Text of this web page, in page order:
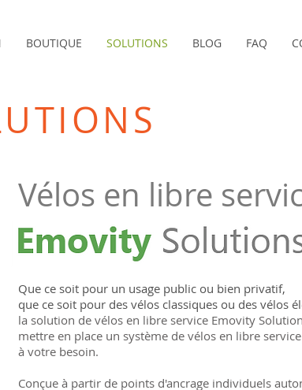
BOUTIQUE SOLUTIONS BLOG FAQ
Vélos en libre
Que ce soit pour un usage public ou bien privatif,
que ce soit pour des vélos classiques ou des vélos
la solution de vélos en libre service Emovity
mettre en place un système de vélos en libre
à votre besoin.
Conçue à partir de points d'ancrage individuels